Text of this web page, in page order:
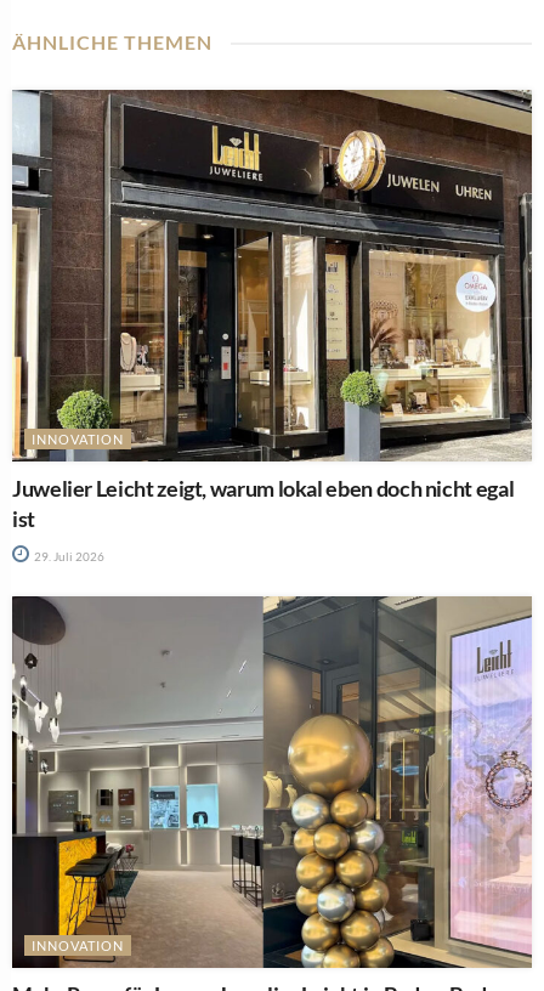
ÄHNLICHE THEMEN
INNOVATION
Juwelier Leicht zeigt, warum lokal eben doch nicht egal
ist
29. Juli 2026
INNOVATION